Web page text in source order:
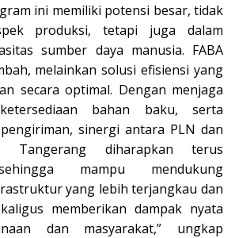
ini memiliki potensi besar, tidak
produksi, tetapi juga dalam
sumber daya manusia. FABA
melainkan solusi efisiensi yang
secara optimal. Dengan menjaga
bahan baku, serta
sinergi antara PLN dan
diharapkan terus
mampu mendukung
yang lebih terjangkau dan
memberikan dampak nyata
dan masyarakat,” ungkap